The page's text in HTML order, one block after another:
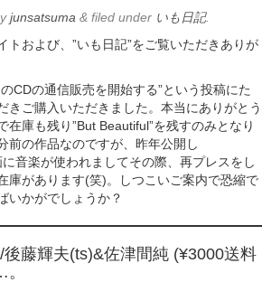
junsatsuma & filed under いも日記.
トおよび、”いも日記”をご覧いただきありが
CDの通信販売を開始する”という投稿にた
きご購入いただきました。本当にありがとう
在庫も残り”But Beautiful”を残すのみとなり
前の作品なのですが、昨年公開し
に音楽が使われましてその際、再プレスをし
庫があります(笑)。しつこいご案内で恐縮で
いかがでしょうか？
後藤輝夫(ts)&佐津間純 (¥3000送料